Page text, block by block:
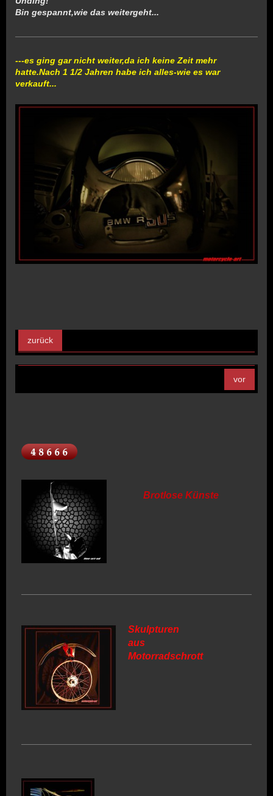
Bin gespannt,wie das weitergeht...
---es ging gar nicht weiter,da ich keine Zeit mehr
hatte.Nach 1 1/2 Jahren habe ich alles-wie es war
verkauft...
zurück
vor
Brotlose Künste
Skulpturen
aus
Motorradschrott